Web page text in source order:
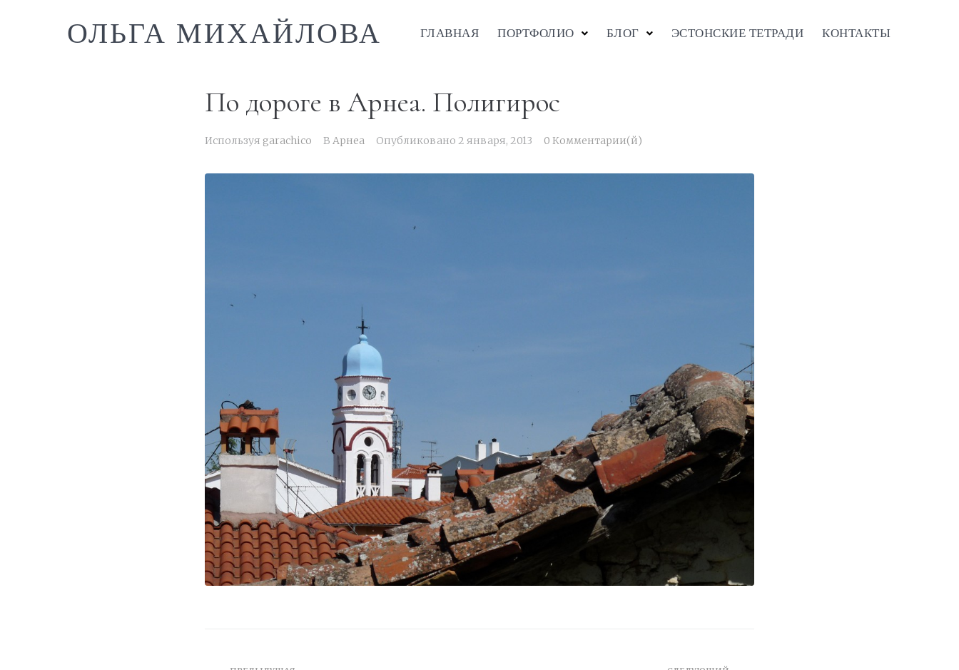
ОЛЬГА МИХАЙЛОВА ГЛАВНАЯ ПОРТФОЛИО БЛОГ ЭСТОНСКИЕ ТЕТРАДИ КОНТАКТЫ
По дороге в Арнеа. Полигирос
Используя garachico В Арнеа Опубликовано 2 января, 2013 0 Комментарии(й)